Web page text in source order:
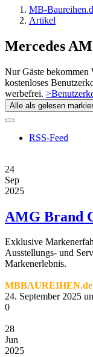
MB-
Artikel
Mercedes
Nur Gäste bekommen
kostenloses
werbefrei.
Alle als gelesen
RSS-Feed
24
Sep
2025
AMG Brand
Exklusive
Ausstellungs- und
Markenerlebnis.
MBBAUREIHEN.de
24. September 2025
0
28
Jun
2025